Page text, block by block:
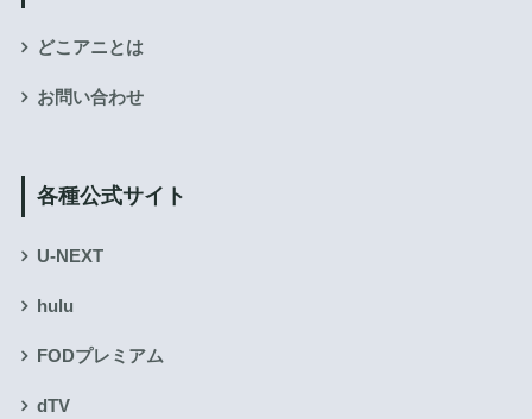
どこアニとは
お問い合わせ
各種公式サイト
U-NEXT
hulu
FODプレミアム
dTV